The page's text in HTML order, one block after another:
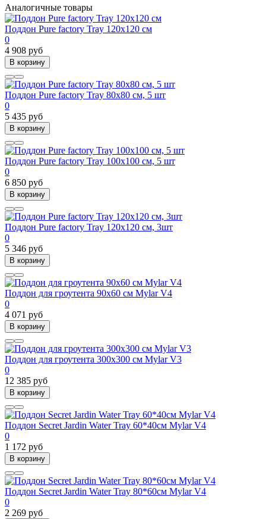
Аналогичные товары
Поддон Pure factory Tray 120x120 см
0
4 908 руб
В корзину
Поддон Pure factory Tray 80x80 см, 5 шт
0
5 435 руб
В корзину
Поддон Pure factory Tray 100x100 см, 5 шт
0
6 850 руб
В корзину
Поддон Pure factory Tray 120x120 см, 3шт
0
5 346 руб
В корзину
Поддон для гроутента 90х60 см Mylar V4
0
4 071 руб
В корзину
Поддон для гроутента 300х300 см Mylar V3
0
12 385 руб
В корзину
Поддон Secret Jardin Water Tray 60*40см Mylar V4
0
1 172 руб
В корзину
Поддон Secret Jardin Water Tray 80*60см Mylar V4
0
2 269 руб